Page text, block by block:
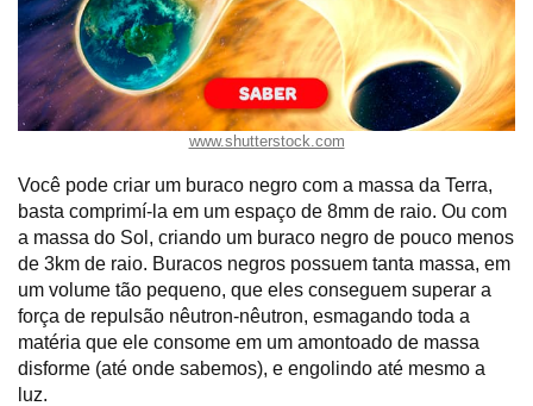
www.shutterstock.com
Você pode criar um buraco negro com a massa da Terra,
basta comprimí-la em um espaço de 8mm de raio. Ou com
a massa do Sol, criando um buraco negro de pouco menos
de 3km de raio. Buracos negros possuem tanta massa, em
um volume tão pequeno, que eles conseguem superar a
força de repulsão nêutron-nêutron, esmagando toda a
matéria que ele consome em um amontoado de massa
disforme (até onde sabemos), e engolindo até mesmo a
luz.